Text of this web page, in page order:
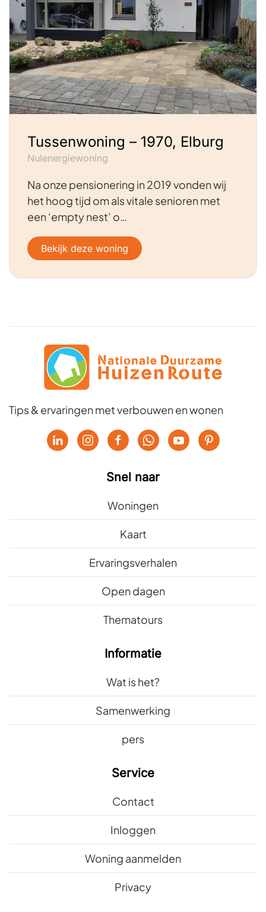
Tussenwoning – 1970, Elburg
Nulenergiewoning
Na onze pensionering in 2019 vonden wij
het hoog tijd om als vitale senioren met
een ‘empty nest’ o…
Bekijk deze woning
Tips & ervaringen met verbouwen en wonen
Snel naar
Woningen
Kaart
Ervaringsverhalen
Open dagen
Thematours
Informatie
Wat is het?
Samenwerking
pers
Service
Contact
Inloggen
Woning aanmelden
Privacy